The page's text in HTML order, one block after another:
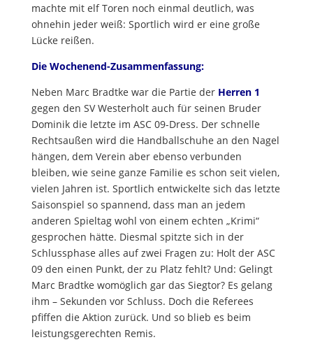
machte mit elf Toren noch einmal deutlich, was
ohnehin jeder weiß: Sportlich wird er eine große
Lücke reißen.
Die Wochenend-Zusammenfassung:
Neben Marc Bradtke war die Partie der Herren 1
gegen den SV Westerholt auch für seinen Bruder
Dominik die letzte im ASC 09-Dress. Der schnelle
Rechtsaußen wird die Handballschuhe an den Nagel
hängen, dem Verein aber ebenso verbunden
bleiben, wie seine ganze Familie es schon seit vielen,
vielen Jahren ist. Sportlich entwickelte sich das letzte
Saisonspiel so spannend, dass man an jedem
anderen Spieltag wohl von einem echten „Krimi“
gesprochen hätte. Diesmal spitzte sich in der
Schlussphase alles auf zwei Fragen zu: Holt der ASC
09 den einen Punkt, der zu Platz fehlt? Und: Gelingt
Marc Bradtke womöglich gar das Siegtor? Es gelang
ihm – Sekunden vor Schluss. Doch die Referees
pfiffen die Aktion zurück. Und so blieb es beim
leistungsgerechten Remis.